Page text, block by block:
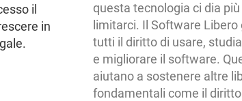
il
in
questa tecnologia ci dia
limitarci. Il Software Libero
tutti il diritto di usare,
e migliorare il software.
aiutano a sostenere altre
fondamentali come il